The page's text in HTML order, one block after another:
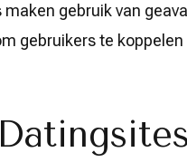
gebruik van
gebruikers te koppelen